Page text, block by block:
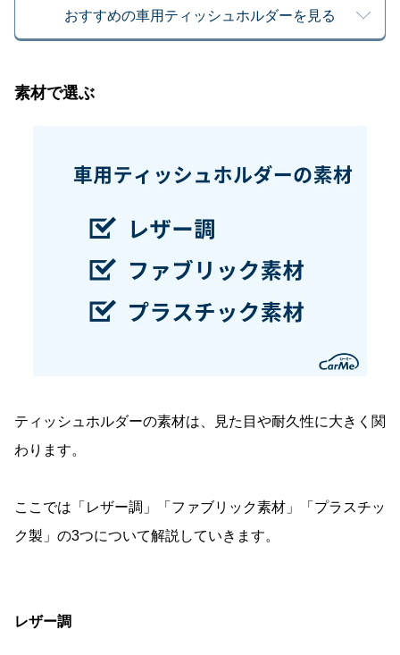
おすすめの車用ティッシュホルダーを見る
素材で選ぶ
ティッシュホルダーの素材は、見た目や耐久性に大きく関
わります。
ここでは「レザー調」「ファブリック素材」「プラスチッ
ク製」の3つについて解説していきます。
レザー調